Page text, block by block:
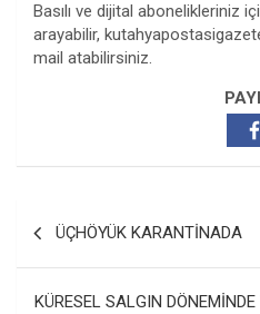
Basılı ve dijital abonelikleriniz
arayabilir,
mail atabilirsiniz.
Yazı
gezinmesi
ÜÇHÖYÜK KARANTİNADA
KÜRESEL SALGIN